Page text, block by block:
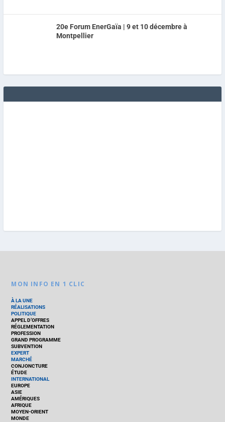
20e Forum EnerGaïa | 9 et 10 décembre à
Montpellier
MON INFO EN 1 CLIC
À LA UNE
RÉALISATIONS
POLITIQUE
APPEL D’OFFRES
RÉGLEMENTATION
PROFESSION
GRAND PROGRAMME
SUBVENTION
EXPERT
MARCHÉ
CONJONCTURE
ÉTUDE
INTERNATIONAL
EUROPE
ASIE
AMÉRIQUES
AFRIQUE
MOYEN-ORIENT
MONDE